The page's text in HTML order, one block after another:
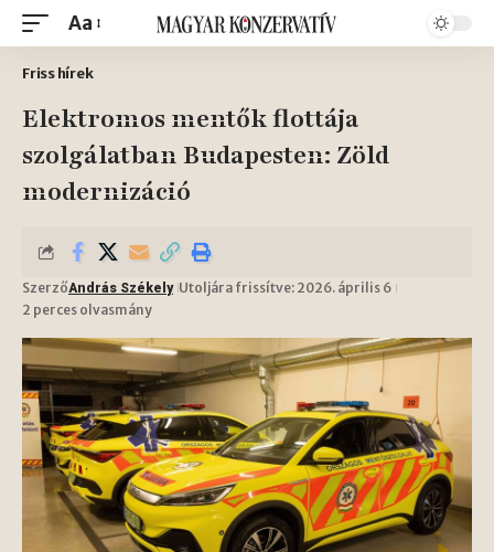
Aa
Friss hírek
Elektromos mentők flottája
szolgálatban Budapesten: Zöld
modernizáció
SzerzőAndrás Székely Utoljára frissítve: 2026. április 6
2 perces olvasmány